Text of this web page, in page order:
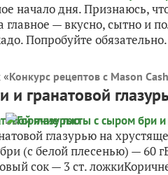
начало дня. Признаюсь,
главное — вкусно, сытно и
Попробуйте
«Конкурс рецептов с Mason Cash
и гранатовой
глазурью на
(с белой плесенью) — 60
сок — 3 ст.